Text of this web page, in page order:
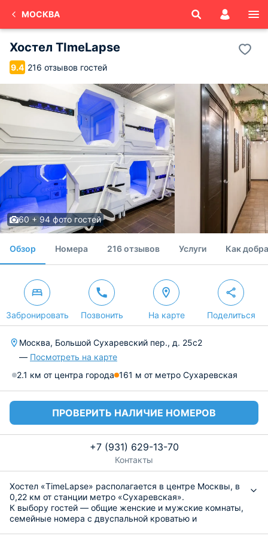
МОСКВА
Хостел TImeLapse
9.4 216 отзывов гостей
60 + 94 фото гостей
Обзор Номера 216 отзывов Услуги Как
Забронировать Позвонить На карте Поделиться
Москва, Большой Сухаревский пер., д. 25с2
— Посмотреть на карте
2.1 км от центра города 161 м от метро Сухаревская
ПРОВЕРИТЬ НАЛИЧИЕ НОМЕРОВ
+7 (931) 629-13-70
Контакты
Хостел «TimeLapse» располагается в центре Москвы, в
0,22 км от станции метро «Сухаревская».
К выбору гостей — общие женские и мужские комнаты,
семейные номера с двуспальной кроватью и